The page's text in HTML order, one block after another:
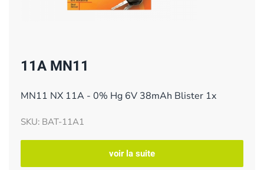
11A MN11
MN11 NX 11A - 0% Hg 6V 38mAh Blister 1x
SKU: BAT-11A1
voir la suite